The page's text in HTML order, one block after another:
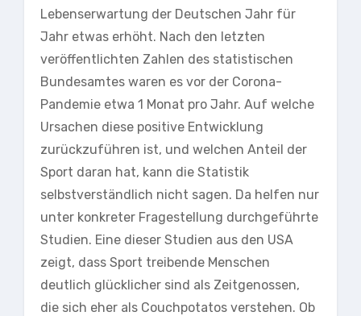
Lebenserwartung der Deutschen Jahr für
Jahr etwas erhöht. Nach den letzten
veröffentlichten Zahlen des statistischen
Bundesamtes waren es vor der Corona-
Pandemie etwa 1 Monat pro Jahr. Auf welche
Ursachen diese positive Entwicklung
zurückzuführen ist, und welchen Anteil der
Sport daran hat, kann die Statistik
selbstverständlich nicht sagen. Da helfen nur
unter konkreter Fragestellung durchgeführte
Studien. Eine dieser Studien aus den USA
zeigt, dass Sport treibende Menschen
deutlich glücklicher sind als Zeitgenossen,
die sich eher als Couchpotatos verstehen. Ob